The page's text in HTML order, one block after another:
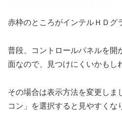
赤枠のところがインテルＨＤグ
普段、コントロールパネルを開
面なので、見つけにくいかもし
その場合は表示方法を変更しま
コン」を選択すると見やすくな